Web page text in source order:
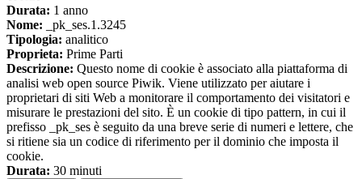
Durata: 1 anno
Nome: _pk_ses.1.3245
Tipologia: analitico
Proprieta: Prime Parti
Descrizione: Questo nome di cookie è associato alla piattaforma di
analisi web open source Piwik. Viene utilizzato per aiutare i
proprietari di siti Web a monitorare il comportamento dei visitatori e
misurare le prestazioni del sito. È un cookie di tipo pattern, in cui il
prefisso _pk_ses è seguito da una breve serie di numeri e lettere, che
si ritiene sia un codice di riferimento per il dominio che imposta il
cookie.
Durata: 30 minuti